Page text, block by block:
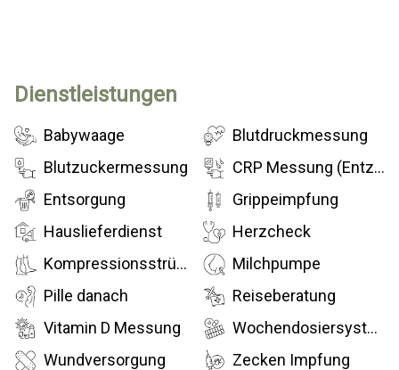
Dienstleistungen
Babywaage
Blutdruckmessung
Blutzuckermessung
CRP Messung (Entzündungswert)
Entsorgung
Grippeimpfung
Hauslieferdienst
Herzcheck
Kompressionsstrümpfe
Milchpumpe
Pille danach
Reiseberatung
Vitamin D Messung
Wochendosiersystem
Wundversorgung
Zecken Impfung